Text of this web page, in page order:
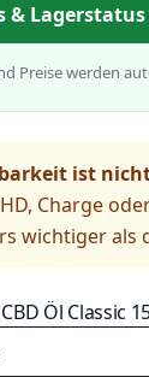
&
Preise werden
ist
Charge
wichtiger als
Öl Classic